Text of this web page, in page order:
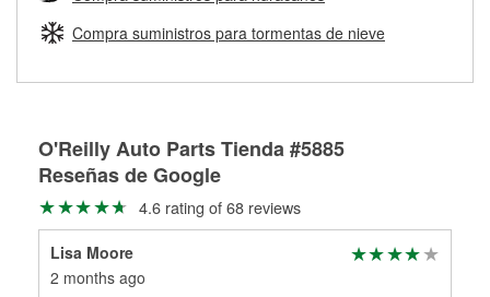
Herramientas de O'Reilly
pueden ser reutilizados, podemos ayudarte a encontrar las
partes de reemplazo correctas para tu reparación.
Rectificación de tambores y discos de freno
Compra suministros para tormentas de nieve
O'Reilly Auto Parts Tienda #5885
Reseñas de Google
4.6 rating of 68 reviews
Lisa Moore
2 months ago